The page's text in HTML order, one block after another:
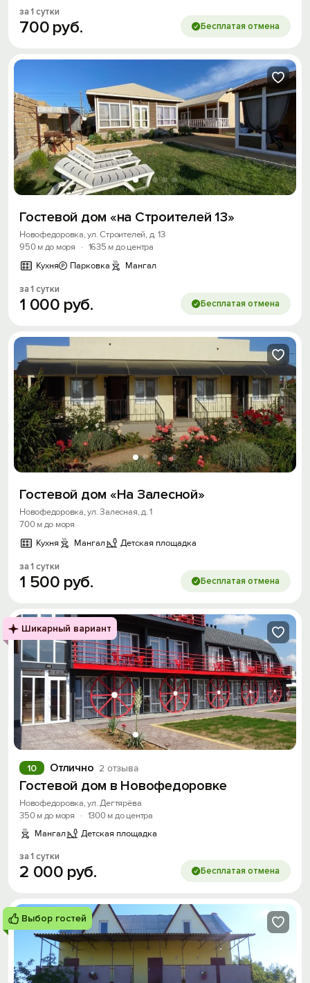
за 1 сутки
700 руб. Бесплатая отмена
Гостевой дом «на Строителей 13»
Новофедоровка, ул. Строителей, д. 13
950 м до моря
· 1635 м до центра
Кухня
Парковка Мангал
за 1 сутки
1 000 руб. Бесплатая отмена
Гостевой дом «На Залесной»
Новофедоровка, ул. Залесная, д. 1
700 м до моря
Кухня
Мангал Детская площадка
за 1 сутки
1 500 руб. Бесплатая отмена
Шикарный вариант
Отлично 2 отзыва
10
Гостевой дом в Новофедоровке
Новофедоровка, ул. Дегтярёва
350 м до моря
· 1300 м до центра
Мангал
Детская площадка
за 1 сутки
2 000 руб. Бесплатая отмена
Выбор гостей